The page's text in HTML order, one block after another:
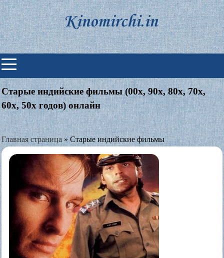
Skip
to
content
Индийские фильмы смотреть
онлайн
Старые индийские фильмы (00х, 90х, 80х, 70х,
60х, 50х годов) онлайн
Главная страница »Старые индийские фильмы